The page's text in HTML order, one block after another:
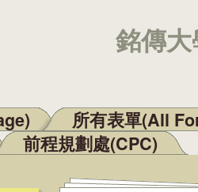
銘傳
所有表單(All
前程規劃處(CPC)